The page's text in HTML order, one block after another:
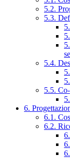
5.2.
5.3.
5.4.
5.5.
6.
6.1.
6.2.